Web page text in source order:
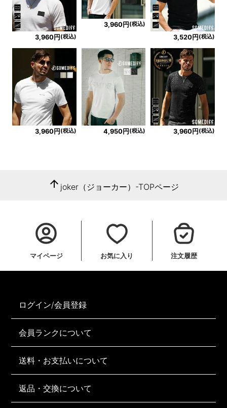
3,960円 (税込)
3,960円 (税込)
3,520円 (税込)
3,960円(税込) 4,950円(税込) 3,960円(税込)
arrow_upward joker（ジョーカー）-TOPページ
マイページ お気に入り 注文履歴
ログイン/会員登録
会員ランクについて
送料・お支払いについて
返品・交換について